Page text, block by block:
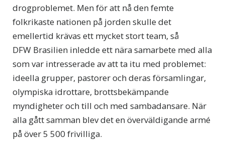
drogproblemet. Men för att nå den femte
folkrikaste nationen på jorden skulle det
emellertid krävas ett mycket stort team, så
DFW Brasilien inledde ett nära samarbete med alla
som var intresserade av att ta itu med problemet:
ideella grupper, pastorer och deras församlingar,
olympiska idrottare, brottsbekämpande
myndigheter och till och med sambadansare. När
alla gått samman blev det en överväldigande armé
på över 5 500 frivilliga.